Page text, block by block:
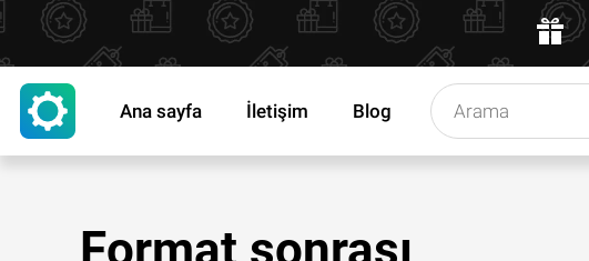
Ana sayfa İletişim Blog